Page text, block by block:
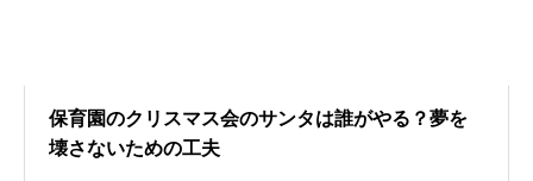
保育園のクリスマス会のサンタは誰がやる？夢を
壊さないための工夫